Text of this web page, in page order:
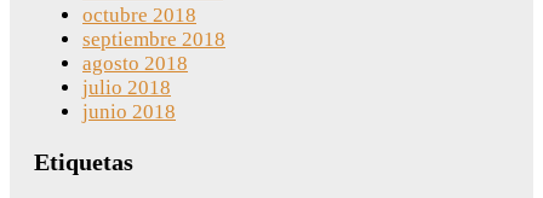
octubre 2018
septiembre 2018
agosto 2018
julio 2018
junio 2018
Etiquetas